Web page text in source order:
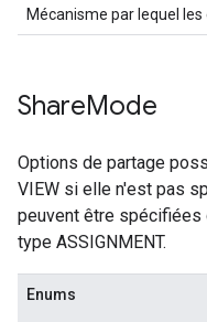
Mécanisme par lequel
ShareMode
Options de partage
VIEW si elle n'est pas
peuvent être spécifiées
type ASSIGNMENT.
Enums